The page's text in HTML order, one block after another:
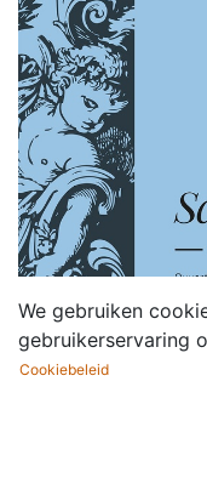
We gebruiken
gebruikerservaring
Cookiebeleid